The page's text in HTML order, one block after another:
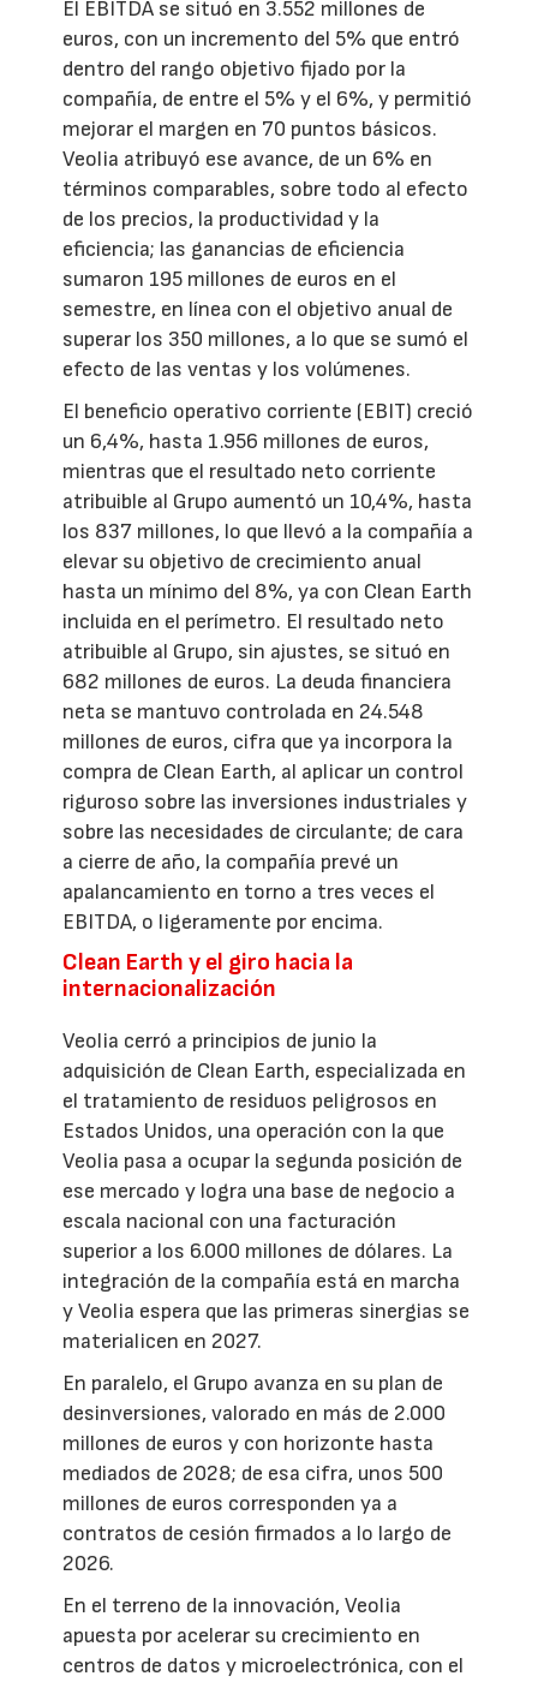
El EBITDA se situó en 3.552 millones de
euros, con un incremento del 5% que entró
dentro del rango objetivo fijado por la
compañía, de entre el 5% y el 6%, y permitió
mejorar el margen en 70 puntos básicos.
Veolia atribuyó ese avance, de un 6% en
términos comparables, sobre todo al efecto
de los precios, la productividad y la
eficiencia; las ganancias de eficiencia
sumaron 195 millones de euros en el
semestre, en línea con el objetivo anual de
superar los 350 millones, a lo que se sumó el
efecto de las ventas y los volúmenes.
El beneficio operativo corriente (EBIT) creció
un 6,4%, hasta 1.956 millones de euros,
mientras que el resultado neto corriente
atribuible al Grupo aumentó un 10,4%, hasta
los 837 millones, lo que llevó a la compañía a
elevar su objetivo de crecimiento anual
hasta un mínimo del 8%, ya con Clean Earth
incluida en el perímetro. El resultado neto
atribuible al Grupo, sin ajustes, se situó en
682 millones de euros. La deuda financiera
neta se mantuvo controlada en 24.548
millones de euros, cifra que ya incorpora la
compra de Clean Earth, al aplicar un control
riguroso sobre las inversiones industriales y
sobre las necesidades de circulante; de cara
a cierre de año, la compañía prevé un
apalancamiento en torno a tres veces el
EBITDA, o ligeramente por encima.
Clean Earth y el giro hacia la
internacionalización
Veolia cerró a principios de junio la
adquisición de Clean Earth, especializada en
el tratamiento de residuos peligrosos en
Estados Unidos, una operación con la que
Veolia pasa a ocupar la segunda posición de
ese mercado y logra una base de negocio a
escala nacional con una facturación
superior a los 6.000 millones de dólares. La
integración de la compañía está en marcha
y Veolia espera que las primeras sinergias se
materialicen en 2027.
En paralelo, el Grupo avanza en su plan de
desinversiones, valorado en más de 2.000
millones de euros y con horizonte hasta
mediados de 2028; de esa cifra, unos 500
millones de euros corresponden ya a
contratos de cesión firmados a lo largo de
2026.
En el terreno de la innovación, Veolia
apuesta por acelerar su crecimiento en
centros de datos y microelectrónica, con el